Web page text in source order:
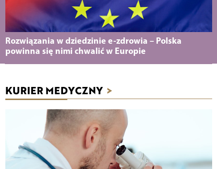
Rozwiązania w dziedzinie e-zdrowia – Polska
powinna się nimi chwalić w Europie
KURIER MEDYCZNY >